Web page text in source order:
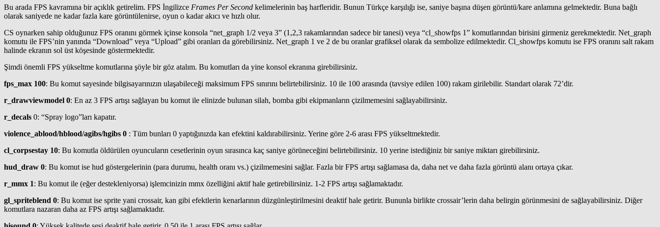
Bu arada FPS kavramına bir açıklık getirelim. FPS İngilizce Frames Per Second kelimelerinin baş harfleridir. Bunun Türkçe karşılığı ise, saniye başına düşen görüntü/kare anlamına gelmektedir. Buna bağlı
olarak saniyede ne kadar fazla kare görüntülenirse, oyun o kadar akıcı ve hızlı olur.
CS oynarken sahip olduğunuz FPS oranını görmek içinse konsola “net_graph 1/2 veya 3” (1,2,3 rakamlarından sadece bir tanesi) veya “cl_showfps 1” komutlarından birisini girmeniz gerekmektedir. Net_graph
komutu ile FPS’nin yanında “Download” veya “Upload” gibi oranları da görebilirsiniz. Net_graph 1 ve 2 de bu oranlar grafiksel olarak da sembolize edilmektedir. Cl_showfps komutu ise FPS oranını salt rakam
halinde ekranın sol üst köşesinde göstermektedir.
Şimdi önemli FPS yükseltme komutlarına şöyle bir göz atalım. Bu komutları da yine konsol ekranına girebilirsiniz.
fps_max 100: Bu komut sayesinde bilgisayarınızın ulaşabileceği maksimum FPS sınırını belirtebilirsiniz. 10 ile 100 arasında (tavsiye edilen 100) rakam girilebilir. Standart olarak 72’dir.
r_drawviewmodel 0: En az 3 FPS artışı sağlayan bu komut ile elinizde bulunan silah, bomba gibi ekipmanların çizilmemesini sağlayabilirsiniz.
r_decals 0: “Spray logo”ları kapatır.
violence_ablood/hblood/agibs/hgibs 0 : Tüm bunları 0 yaptığınızda kan efektini kaldırabilirsiniz. Yerine göre 2-6 arası FPS yükseltmektedir.
cl_corpsestay 10: Bu komutla öldürülen oyuncuların cesetlerinin oyun sırasınca kaç saniye görüneceğini belirtebilirsiniz. 10 yerine istediğiniz bir saniye miktarı girebilirsiniz.
hud_draw 0: Bu komut ise hud göstergelerinin (para durumu, health oranı vs.) çizilmemesini sağlar. Fazla bir FPS artışı sağlamasa da, daha net ve daha fazla görüntü alanı ortaya çıkar.
r_mmx 1: Bu komut ile (eğer destekleniyorsa) işlemcinizin mmx özelliğini aktif hale getirebilirsiniz. 1-2 FPS artışı sağlamaktadır.
gl_spriteblend 0: Bu komut ise sprite yani crossair, kan gibi efektlerin kenarlarının düzgünleştirilmesini deaktif hale getirir. Bununla birlikte crossair’lerin daha belirgin görünmesini de sağlayabilirsiniz. Diğer
komutlara nazaran daha az FPS artışı sağlamaktadır.